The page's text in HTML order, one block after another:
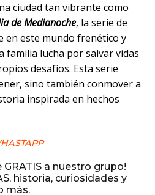
ciudad tan vibrante como
de Medianoche, la serie de
en este mundo frenético y
familia lucha por salvar vidas
desafíos. Esta serie
sino también conmover a
inspirada en hechos
GRATIS a nuestro grupo!
historia, curiosidades y
más.